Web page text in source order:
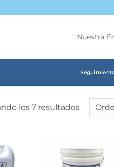
Nuestra
los 7 resultados